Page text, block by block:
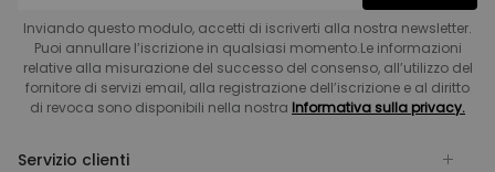
Inviando questo modulo, accetti di iscriverti alla nostra newsletter.
Puoi annullare l’iscrizione in qualsiasi momento.Le informazioni
relative alla misurazione del successo del consenso, all’utilizzo del
fornitore di servizi email, alla registrazione dell’iscrizione e al diritto
di revoca sono disponibili nella nostra Informativa sulla privacy.
Servizio clienti